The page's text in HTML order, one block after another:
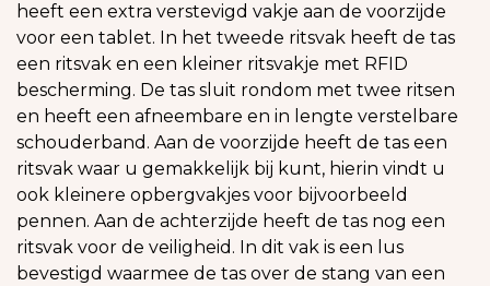
heeft een extra verstevigd vakje aan de voorzijde
voor een tablet. In het tweede ritsvak heeft de tas
een ritsvak en een kleiner ritsvakje met RFID
bescherming. De tas sluit rondom met twee ritsen
en heeft een afneembare en in lengte verstelbare
schouderband. Aan de voorzijde heeft de tas een
ritsvak waar u gemakkelijk bij kunt, hierin vindt u
ook kleinere opbergvakjes voor bijvoorbeeld
pennen. Aan de achterzijde heeft de tas nog een
ritsvak voor de veiligheid. In dit vak is een lus
bevestigd waarmee de tas over de stang van een